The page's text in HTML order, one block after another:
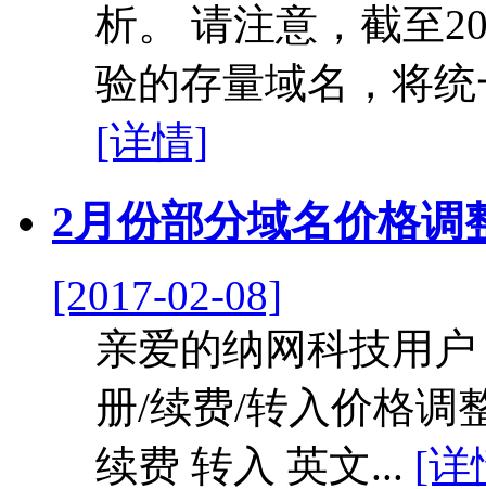
析。 请注意，截至
验的存量域名，将统
[详情]
2月份部分域名价格调
[2017-02-08]
亲爱的纳网科技用
册/续费/转入价格调
续费 转入 英文... [详